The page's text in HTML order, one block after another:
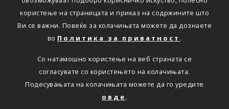
користење на страницата и приказ на содржините што
Ви се важни. Повеќе за колачињата можете да дознаете
во Политика за приватност .
Со натамошно користење на веб страната се
согласувате со користењето на колачињата.
Подесувањата на колачињата можете да го уредите
овде .
дивиденда од 3,00 евра
по акција
press-27.03.2026